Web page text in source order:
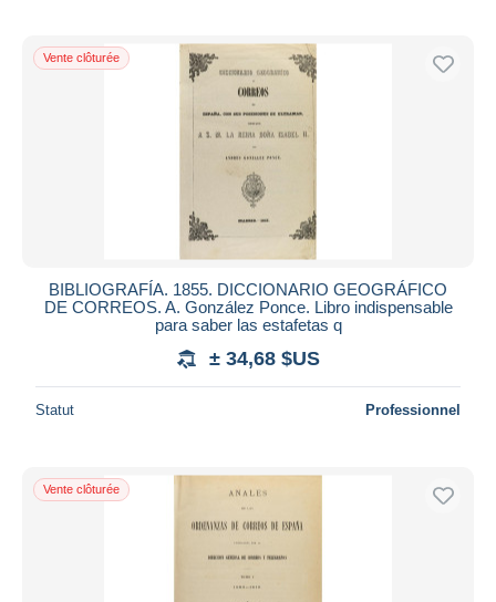
Vente clôturée
BIBLIOGRAFÍA. 1855. DICCIONARIO GEOGRÁFICO
DE CORREOS. A. González Ponce. Libro indispensable
para saber las estafetas q
± 34,68 $US
Statut Professionnel
Vente clôturée